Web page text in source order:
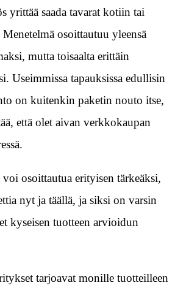
yrittää saada tavarat kotiin tai
Menetelmä osoittautuu yleensä
mutta toisaalta erittäin
Useimmissa tapauksissa edullisin
on kuitenkin paketin nouto itse,
että olet aivan verkkokaupan
osoittautua erityisen tärkeäksi,
nyt ja täällä, ja siksi on varsin
kyseisen tuotteen arvioidun
tarjoavat monille tuotteilleen